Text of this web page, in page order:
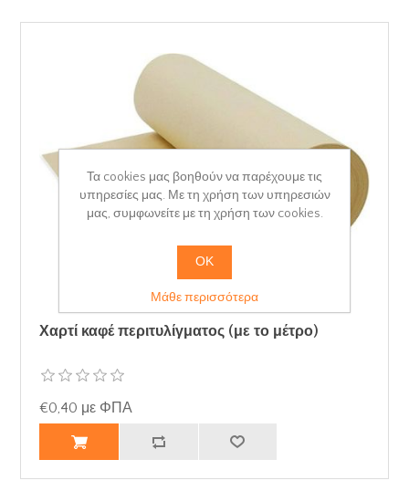
Χαρτί καφέ περιτυλίγματος (με το μέτρο)
€0,40 με ΦΠΑ
Τα cookies μας βοηθούν να παρέχουμε τις
υπηρεσίες μας. Με τη χρήση των υπηρεσιών
μας, συμφωνείτε με τη χρήση των cookies.
ΟΚ
Μάθε περισσότερα